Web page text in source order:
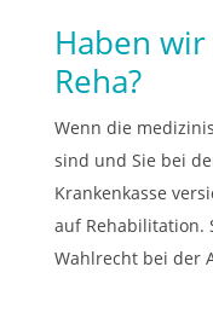
Haben
Reha?
Wenn die
sind und Sie bei
Krankenkasse
auf Rehabilitation.
Wahlrecht bei der